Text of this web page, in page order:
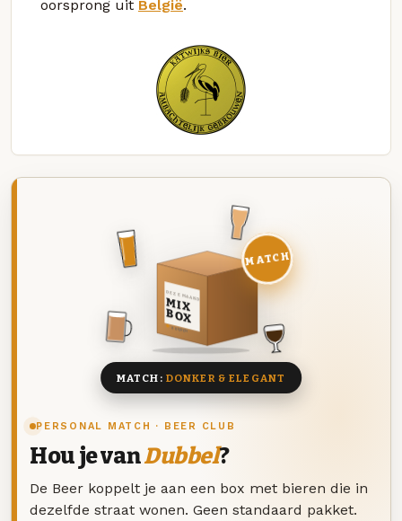
oorsprong uit België.
PERSONAL MATCH · BEER CLUB
Hou je vanDubbel?
De Beer koppelt je aan een box met bieren die in
dezelfde straat wonen. Geen standaard pakket.
DEZE MAAND
MIX
BOX
8 BIEREN
MATCH
MATCH: DONKER & ELEGANT